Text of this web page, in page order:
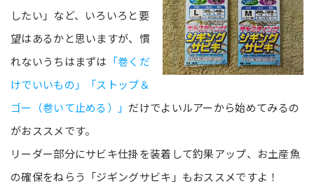
したい」など、いろいろと要
望はあるかと思いますが、慣
れないうちはまずは 「巻くだ
けでいいもの」「ストップ＆
ゴー（巻いて止める）」 だけでよいルアーから始めてみるの
がおススメです。
リーダー部分にサビキ仕掛を装着して釣果アップ、お土産魚
の確保をねらう「ジギングサビキ」もおススメですよ！